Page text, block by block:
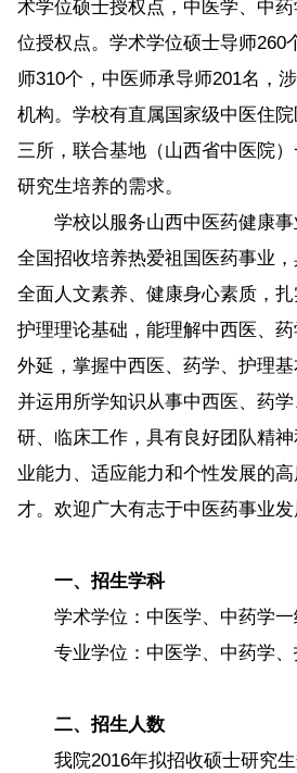
术学位硕士授权点，中医学、中
位授权点。学术学位硕士导师260
师310个，中医师承导师201名，
机构。学校有直属国家级中医住
三所，联合基地（山西省中医院
研究生培养的需求。
学校以服务山西中医药健康事
全国招收培养热爱祖国医药事业，
全面人文素养、健康身心素质，扎
护理理论基础，能理解中西医、
外延，掌握中西医、药学、护理基
并运用所学知识从事中西医、药
研、临床工作，具有良好团队精
业能力、适应能力和个性发展的
才。欢迎广大有志于中医药事业发
一、招生学科
学术学位：中医学、中药学一
专业学位：中医学、中药学、
二、招生人数
我院2016年拟招收硕士研究生